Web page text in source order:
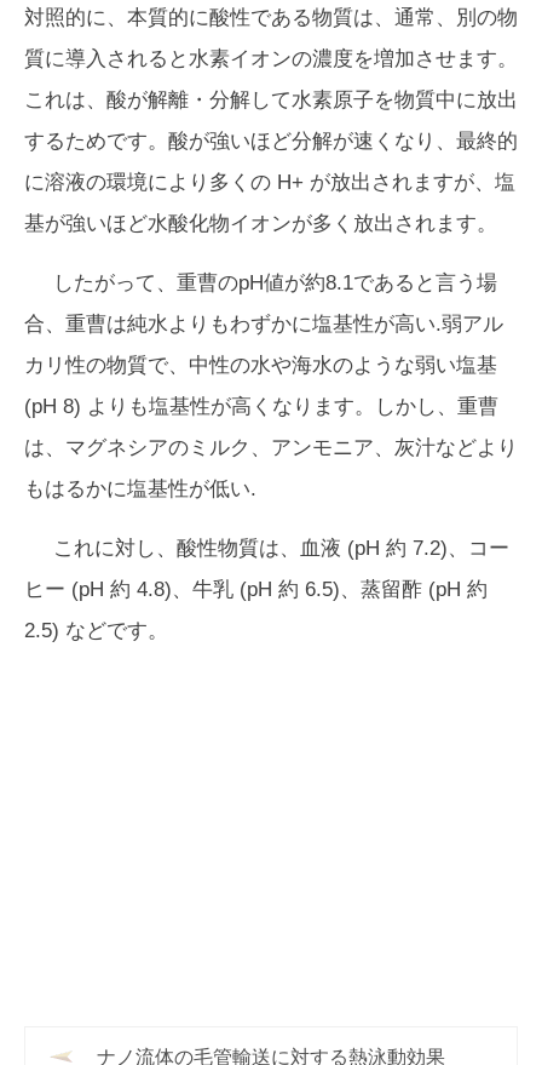
対照的に、本質的に酸性である物質は、通常、別の物
質に導入されると水素イオンの濃度を増加させます。
これは、酸が解離・分解して水素原子を物質中に放出
するためです。酸が強いほど分解が速くなり、最終的
に溶液の環境により多くの H+ が放出されますが、塩
基が強いほど水酸化物イオンが多く放出されます。
したがって、重曹のpH値が約8.1であると言う場
合、重曹は純水よりもわずかに塩基性が高い.弱アル
カリ性の物質で、中性の水や海水のような弱い塩基
(pH 8) よりも塩基性が高くなります。しかし、重曹
は、マグネシアのミルク、アンモニア、灰汁などより
もはるかに塩基性が低い.
これに対し、酸性物質は、血液 (pH 約 7.2)、コー
ヒー (pH 約 4.8)、牛乳 (pH 約 6.5)、蒸留酢 (pH 約
2.5) などです。
ナノ流体の毛管輸送に対する熱泳動効果